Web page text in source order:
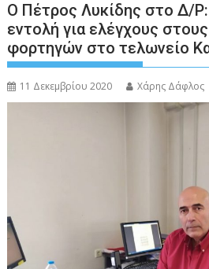
Ο Πέτρος Λυκίδης στο Δ/
εντολή για ελέγχους
φορτηγών στο τελωνείο
11 Δεκεμβρίου 2020 Χάρης Δάφλος